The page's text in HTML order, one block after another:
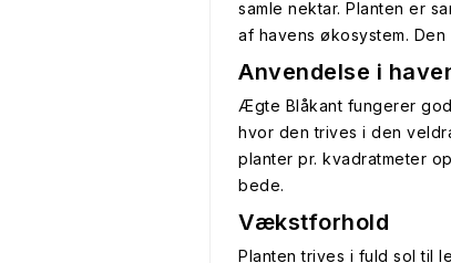
samle nektar. Planten er
af havens økosystem.
Anvendelse i
Ægte Blåkant fungerer
hvor den trives i den
planter pr. kvadratmeter
bede.
Vækstforhold
Planten trives i fuld sol til